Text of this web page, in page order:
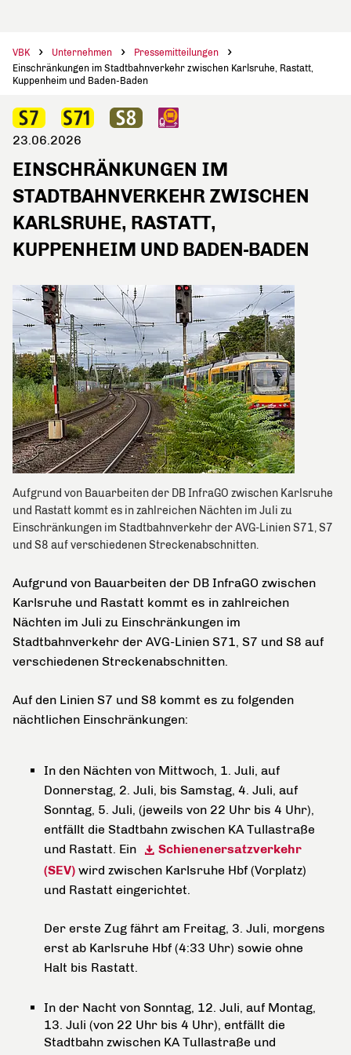
VBK Unternehmen
Pressemitteilungen
Einschränkungen im Stadtbahnverkehr zwischen Karlsruhe, Rastatt,
Kuppenheim und Baden-Baden
23.06.2026
EINSCHRÄNKUNGEN IM
STADTBAHNVERKEHR ZWISCHEN
KARLSRUHE, RASTATT,
KUPPENHEIM UND BADEN-BADEN
Aufgrund von Bauarbeiten der DB InfraGO zwischen Karlsruhe
und Rastatt kommt es in zahlreichen Nächten im Juli zu
Einschränkungen im Stadtbahnverkehr der AVG-Linien S71, S7
und S8 auf verschiedenen Streckenabschnitten.
Aufgrund von Bauarbeiten der DB InfraGO zwischen
Karlsruhe und Rastatt kommt es in zahlreichen
Nächten im Juli zu Einschränkungen im
Stadtbahnverkehr der AVG-Linien S71, S7 und S8 auf
verschiedenen Streckenabschnitten.
Auf den Linien S7 und S8 kommt es zu folgenden
nächtlichen Einschränkungen:
In den Nächten von Mittwoch, 1. Juli, auf
Donnerstag, 2. Juli, bis Samstag, 4. Juli, auf
Sonntag, 5. Juli, (jeweils von 22 Uhr bis 4 Uhr),
entfällt die Stadtbahn zwischen KA Tullastraße
und Rastatt. Ein
Schienenersatzverkehr
(SEV) wird zwischen Karlsruhe Hbf (Vorplatz)
und Rastatt eingerichtet.
Der erste Zug fährt am Freitag, 3. Juli, morgens
erst ab Karlsruhe Hbf (4:33 Uhr) sowie ohne
Halt bis Rastatt.
In der Nacht von Sonntag, 12. Juli, auf Montag,
13. Juli (von 22 Uhr bis 4 Uhr), entfällt die
Stadtbahn zwischen KA Tullastraße und